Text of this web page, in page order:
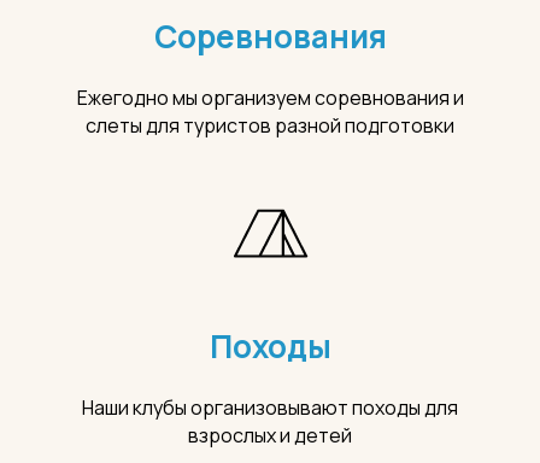
Соревнования
Ежегодно мы организуем соревнования и
слеты для туристов разной подготовки
Походы
Наши клубы организовывают походы для
взрослых и детей